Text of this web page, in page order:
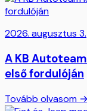
2026. augusztus 3.
A KB
első fordulóján
Tovább olvasom →